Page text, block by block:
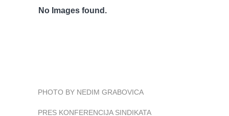
No Images found.
PHOTO BY NEDIM GRABOVICA
PRES KONFERENCIJA SINDIKATA